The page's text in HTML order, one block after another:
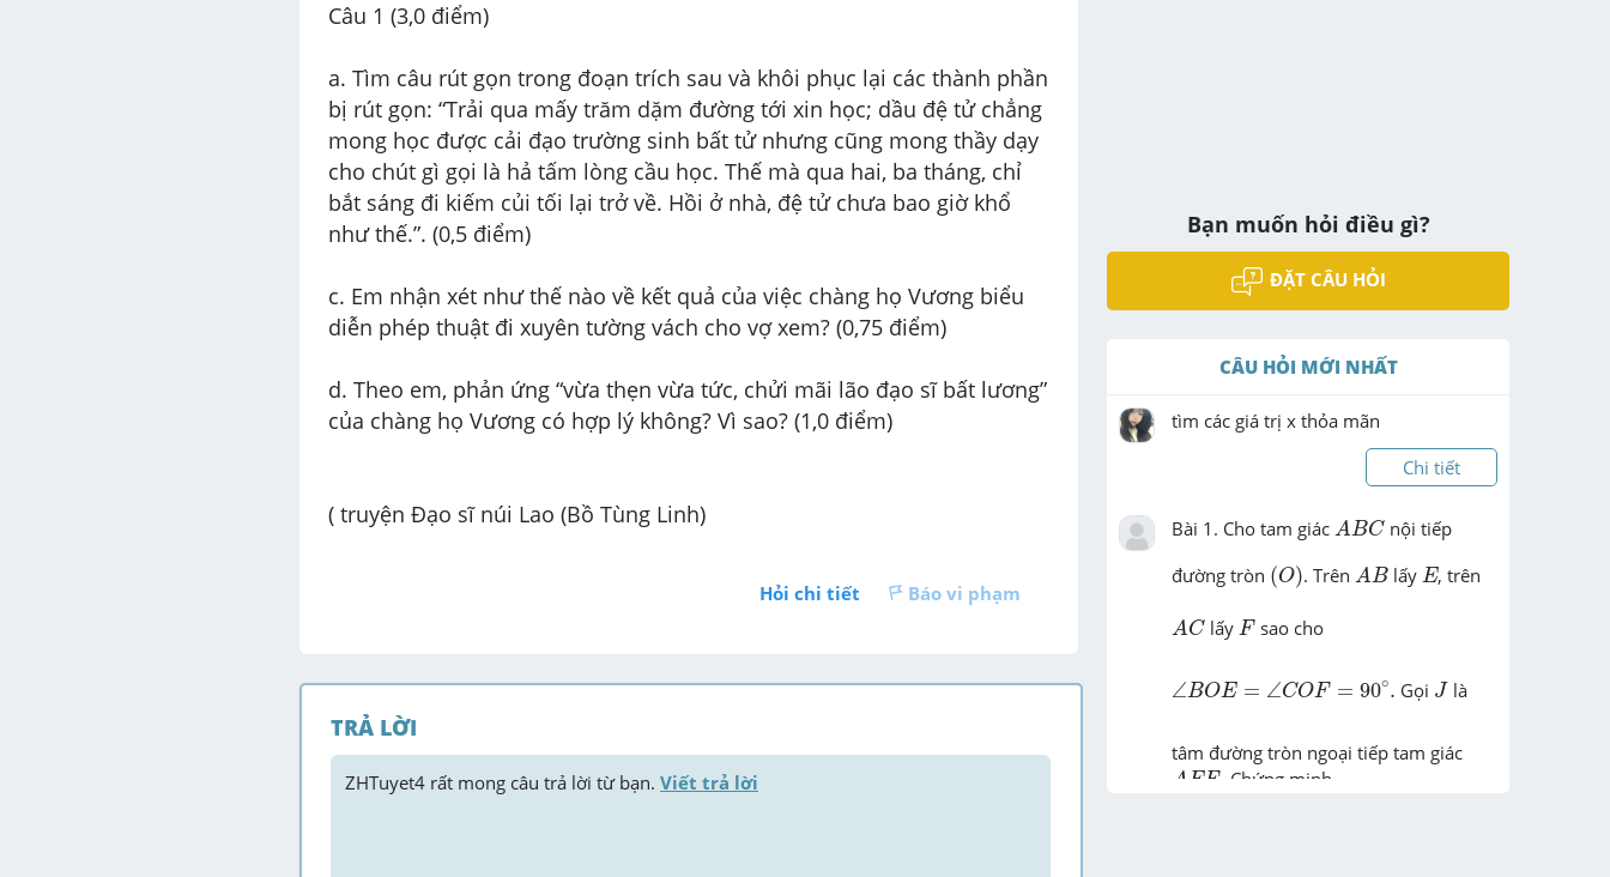
Câu 1 (3,0 điểm)
a. Tìm câu rút gọn trong đoạn trích sau và khôi phục lại các thành phần
bị rút gọn: “Trải qua mấy trăm dặm đường tới xin học; dầu đệ tử chẳng
mong học được cải đạo trường sinh bất tử nhưng cũng mong thầy dạy
cho chút gì gọi là hả tấm lòng cầu học. Thế mà qua hai, ba tháng, chỉ
bắt sáng đi kiếm củi tối lại trở về. Hồi ở nhà, đệ tử chưa bao giờ khổ
như thế.”. (0,5 điểm)
c. Em nhận xét như thế nào về kết quả của việc chàng họ Vương biểu
diễn phép thuật đi xuyên tường vách cho vợ xem? (0,75 điểm)
d. Theo em, phản ứng “vừa thẹn vừa tức, chửi mãi lão đạo sĩ bất lương”
của chàng họ Vương có hợp lý không? Vì sao? (1,0 điểm)
( truyện Đạo sĩ núi Lao (Bồ Tùng Linh)
Hỏi chi tiết Báo vi phạm
TRẢ LỜI
ZHTuyet4 rất mong câu trả lời từ bạn. Viết trả lời
Bạn muốn hỏi điều gì?
ĐẶT CÂU HỎI
CÂU HỎI MỚI NHẤT
tìm các giá trị x thỏa mãn
Chi tiết
Bài 1. Cho tam giác ABC
A BC nội tiếp
đường tròn (O)
(O) . Trên AB
A B lấy E
E, trên
AC
AC lấy F
F sao cho
∠BOE = ∠COF = 90∘.
∠BO ∠COF= ∘. Gọi J là
tâm đường tròn ngoại tiếp tam giác
A EF
A EF . Chứng minh  ...